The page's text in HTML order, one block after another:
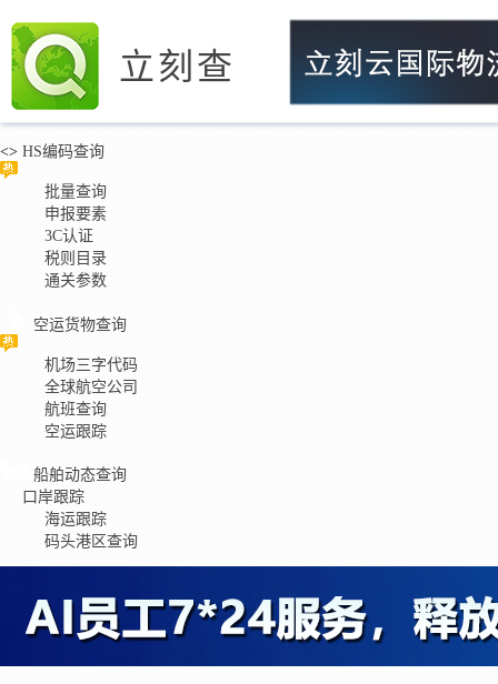
立刻查
<> HS编码查询
批量查询
申报要素
3C认证
税则目录
通关参数
空运货物查询
机场三字代码
全球航空公司
航班查询
空运跟踪
船舶动态查询
口岸跟踪
海运跟踪
码头港区查询